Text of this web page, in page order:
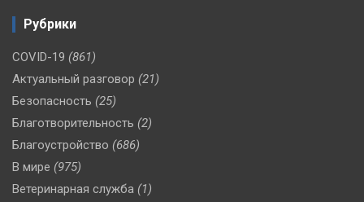
Рубрики
COVID-19 (861)
Актуальный разговор (21)
Безопасность (25)
Благотворительность (2)
Благоустройство (686)
В мире (975)
Ветеринарная служба (1)